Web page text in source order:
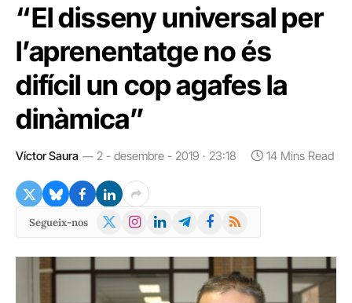
“El disseny universal per
l’aprenentatge no és
difícil un cop agafes la
dinàmica”
Víctor Saura 2 - desembre - 2019 · 23:18 14 Mins Read
Segueix-nos
X
Instagram
LinkedInTelegramFacebook
RSS